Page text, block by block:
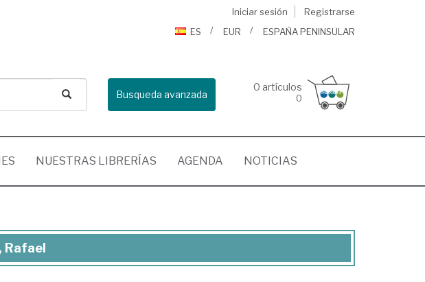
Iniciar sesión
Registrarse
ES
EUR ESPAÑA PENINSULAR
Busqueda avanzada
0 artículos
0
NUESTRAS LIBRERÍAS AGENDA NOTICIAS
Rafael